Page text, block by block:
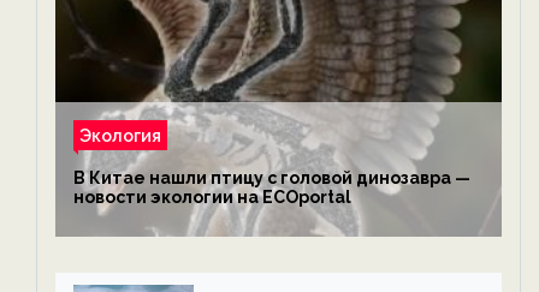
Экология
В Китае нашли птицу с головой динозавра —
новости экологии на ECOportal